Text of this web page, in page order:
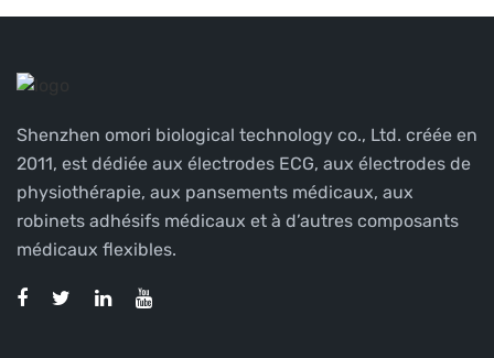
Shenzhen omori biological technology co., Ltd. créée en
2011, est dédiée aux électrodes ECG, aux électrodes de
physiothérapie, aux pansements médicaux, aux
robinets adhésifs médicaux et à d’autres composants
médicaux flexibles.